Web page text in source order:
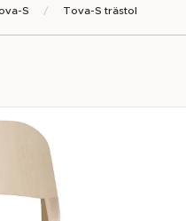
S Tova-S trästol